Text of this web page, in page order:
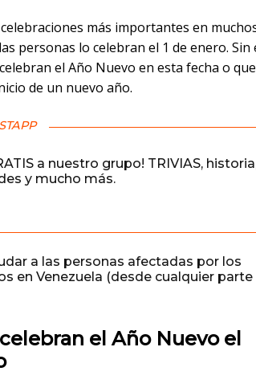
más importantes en
personas lo celebran el 1 de enero. Sin
el Año Nuevo en esta fecha o
de un nuevo año.
a nuestro grupo! TRIVIAS,
y mucho más.
a las personas afectadas por los
en Venezuela (desde cualquier parte
el Año Nuevo el